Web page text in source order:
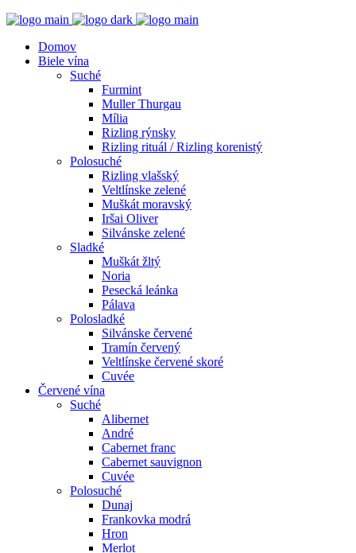
Domov
Biele vína
Suché
Furmint
Muller Thurgau
Mília
Rizling rýnsky
Rizling rituál / Rizling korenistý
Polosuché
Rizling vlašský
Veltlínske zelené
Muškát moravský
Iršai Oliver
Silvánske zelené
Sladké
Muškát žltý
Noria
Pesecká leánka
Pálava
Polosladké
Silvánske červené
Tramín červený
Veltlínske červené skoré
Cuvée
Červené vína
Suché
Alibernet
André
Cabernet franc
Cabernet sauvignon
Cuvée
Polosuché
Dunaj
Frankovka modrá
Hron
Merlot